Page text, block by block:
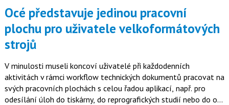
Océ představuje jedinou pracovní
plochu pro uživatele velkoformátových
strojů
V minulosti museli koncoví uživatelé při každodenních
aktivitách v rámci workflow technických dokumentů pracovat na
svých pracovních plochách s celou řadou aplikací, např. pro
odesílání úloh do tiskárny, do reprografických studií nebo do on-